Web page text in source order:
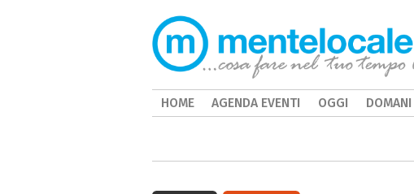
HOME AGENDA EVENTI OGGI DOMANI